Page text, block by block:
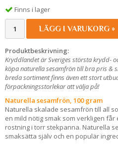
Finns i lager
LÄGG I VARUKORG »
Produktbeskrivning:
Kryddlandet är Sveriges största krydd-
köpa naturella sesamfrön till bra pris &
breda sortiment finns även ett stort
förpackningsstorlekar att välja på!
Naturella sesamfrön, 100 gram
Naturella skalade sesamfrön till all
en mild nötig smak som verkligen
rostning i torr stekpanna. Naturella
smaksätta själv och en populär